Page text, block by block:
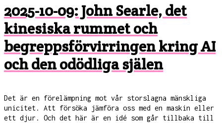
2025-10-09: John Searle, det
kinesiska rummet och
begreppsförvirringen kring AI
och den odödliga själen
Det är en förelämpning mot vår storslagna mänskliga
unicitet. Att försöka jämföra oss med en maskin eller
ett djur. Och det här är en idé som går tillbaka till